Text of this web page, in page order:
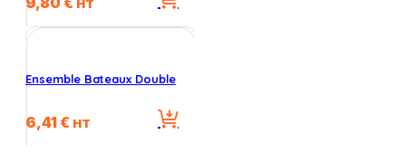
HT
Ensemble Bateaux Double
6,41€ HT